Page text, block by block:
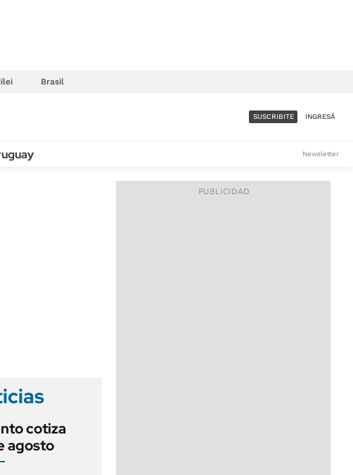
Brasil
ACCESO FULL - $1.800/MES
SUSCRIBITE INGRESÁ
Newsletter
cotiza
agosto